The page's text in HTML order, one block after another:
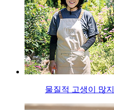
물질적 고생이 많